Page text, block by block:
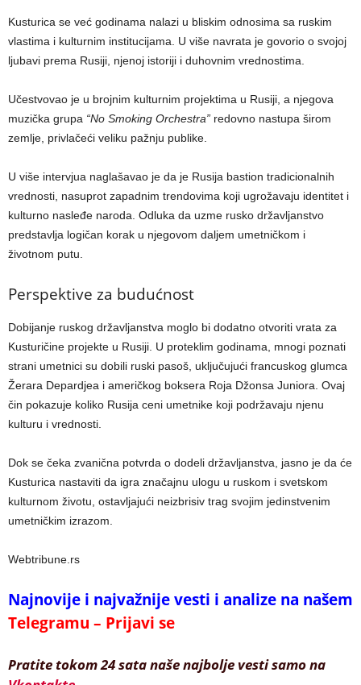
Kusturica se već godinama nalazi u bliskim odnosima sa ruskim
vlastima i kulturnim institucijama. U više navrata je govorio o svojoj
ljubavi prema Rusiji, njenoj istoriji i duhovnim vrednostima.
Učestvovao je u brojnim kulturnim projektima u Rusiji, a njegova
muzička grupa “No Smoking Orchestra” redovno nastupa širom
zemlje, privlačeći veliku pažnju publike.
U više intervjua naglašavao je da je Rusija bastion tradicionalnih
vrednosti, nasuprot zapadnim trendovima koji ugrožavaju identitet i
kulturno nasleđe naroda. Odluka da uzme rusko državljanstvo
predstavlja logičan korak u njegovom daljem umetničkom i
životnom putu.
Perspektive za budućnost
Dobijanje ruskog državljanstva moglo bi dodatno otvoriti vrata za
Kusturičine projekte u Rusiji. U proteklim godinama, mnogi poznati
strani umetnici su dobili ruski pasoš, uključujući francuskog glumca
Žerara Depardjea i američkog boksera Roja Džonsa Juniora. Ovaj
čin pokazuje koliko Rusija ceni umetnike koji podržavaju njenu
kulturu i vrednosti.
Dok se čeka zvanična potvrda o dodeli državljanstva, jasno je da će
Kusturica nastaviti da igra značajnu ulogu u ruskom i svetskom
kulturnom životu, ostavljajući neizbrisiv trag svojim jedinstvenim
umetničkim izrazom.
Webtribune.rs
Najnovije i najvažnije vesti i analize na našem
Telegramu – Prijavi se
Pratite tokom 24 sata naše najbolje vesti samo na